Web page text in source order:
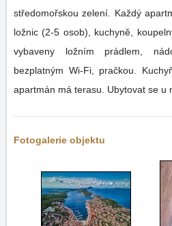
středomořskou zelení. Každý
ložnic (2-5 osob), kuchyně,
vybaveny ložním prádlem,
bezplatným Wi-Fi, pračkou.
apartmán má terasu. Ubytovat se u
Fotogalerie objektu